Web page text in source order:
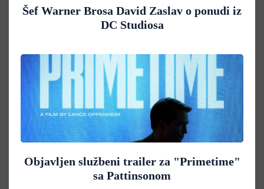
Šef Warner Brosa David Zaslav o ponudi iz
DC Studiosa
Objavljen službeni trailer za "Primetime"
sa Pattinsonom